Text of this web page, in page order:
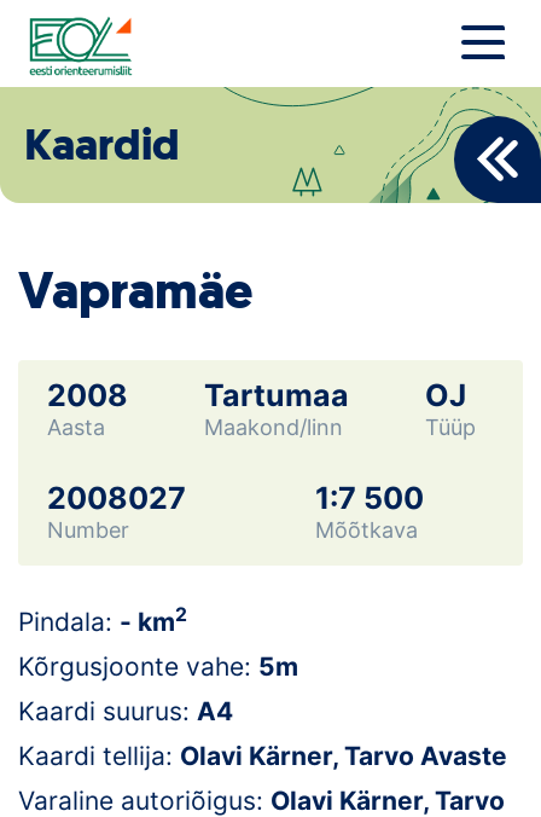
Liigu
sisu
juurde
Estonian Orienteering Federation
Eesti Orienteerumine 100!
Toetamine
Telli litsents!
Noored
Loha
EOL
Galerii
Kaardid
Vapramäe
2008
Aasta
Tartumaa
Maakond/linn
OJ
Tüüp
2008027
Number
1:7 500
Mõõtkava
Pindala: - km2
Kõrgusjoonte vahe: 5m
Kaardi suurus: A4
Kaardi tellija: Olavi Kärner, Tarvo Avaste
Varaline autoriõigus: Olavi Kärner, Tarvo